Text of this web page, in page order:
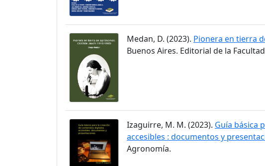
Medan, D. (2023). Pionera en tierra
Buenos Aires. Editorial de la
Izaguirre, M. M. (2023). Guía básica
accesibles : documentos y
Agronomía.